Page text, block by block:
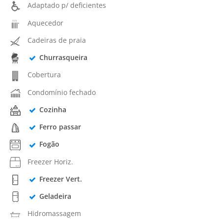
Adaptado p/ deficientes
Aquecedor
Cadeiras de praia
Churrasqueira
Cobertura
Condomínio fechado
Cozinha
Ferro passar
Fogão
Freezer Horiz.
Freezer Vert.
Geladeira
Hidromassagem